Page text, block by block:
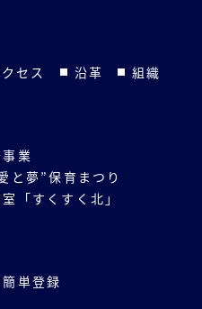
セス 沿革
組織
業
と夢”保育まつり
「すくすく北」
単登録